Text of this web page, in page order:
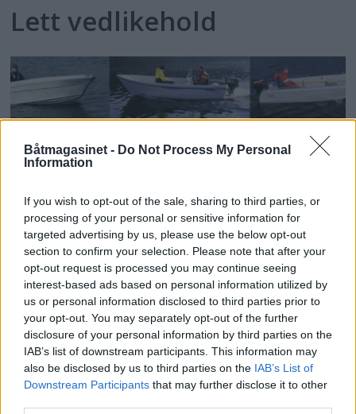
Båtmagasinet - Do Not Process My Personal
Information
If you wish to opt-out of the sale, sharing to third parties, or
processing of your personal or sensitive information for
targeted advertising by us, please use the below opt-out
section to confirm your selection. Please note that after your
opt-out request is processed you may continue seeing
interest-based ads based on personal information utilized by
us or personal information disclosed to third parties prior to
your opt-out. You may separately opt-out of the further
disclosure of your personal information by third parties on the
IAB’s list of downstream participants. This information may
also be disclosed by us to third parties on the IAB’s List of
Downstream Participants that may further disclose it to other
Lett vedlikehold
PLUS
Dette får du for kr.
70.000,-